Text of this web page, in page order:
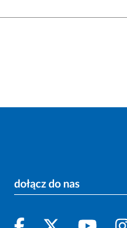
dołącz do nas